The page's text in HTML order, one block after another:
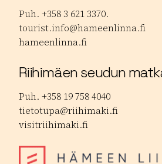
Puh. +358 3 621 3370.
tourist.info@hameenlinna.fi
hameenlinna.fi
Riihimäen seudun
Puh. +358 19 758 4040
tietotupa@riihimaki.fi
visitriihimaki.fi